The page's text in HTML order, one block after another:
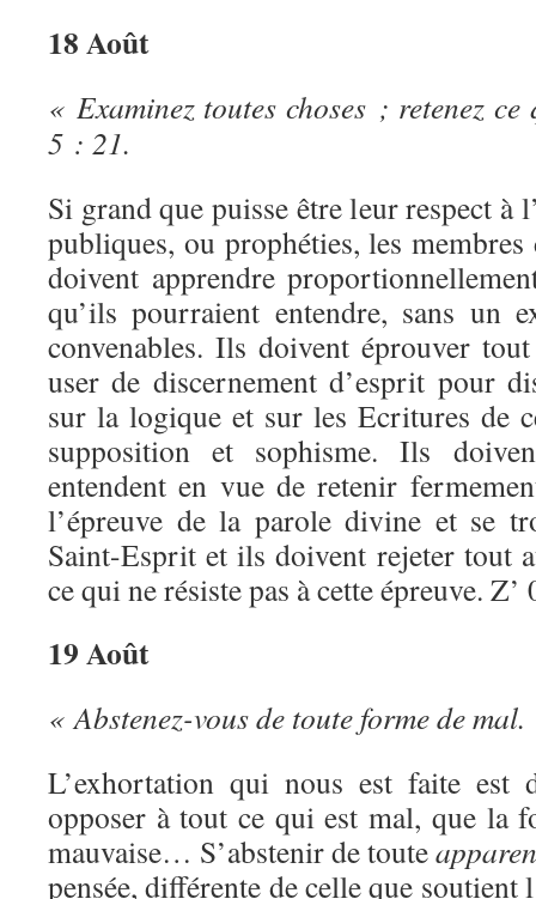
18 Août
« Examinez toutes choses ; retenez
5 : 21.
Si grand que puisse être leur respect à
publiques, ou prophéties, les
doivent apprendre
qu’ils pourraient entendre, sans un
convenables. Ils doivent éprouver
user de discernement d’esprit pour
sur la logique et sur les Ecritures de
supposition et sophisme. Ils
entendent en vue de retenir
l’épreuve de la parole divine et se
Saint-Esprit et ils doivent rejeter tout
ce qui ne résiste pas à cette épreuve.
19 Août
« Abstenez-vous de toute forme de
L’exhortation qui nous est faite est
opposer à tout ce qui est mal, que la
mauvaise… S’abstenir de toute
pensée, différente de celle que soutient